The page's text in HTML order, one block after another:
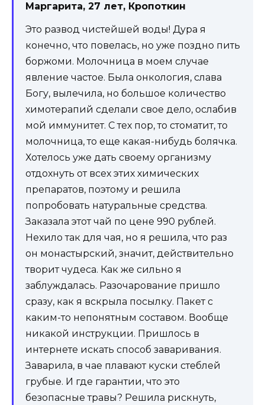
Маргарита, 27 лет, Кропоткин
Это развод чистейшей воды! Дура я
конечно, что повелась, но уже поздно пить
боржоми. Молочница в моем случае
явление частое. Была онкология, слава
Богу, вылечила, но большое количество
химотерапий сделали свое дело, ослабив
мой иммунитет. С тех пор, то стоматит, то
молочница, то еще какая-нибудь болячка.
Хотелось уже дать своему организму
отдохнуть от всех этих химических
препаратов, поэтому и решила
попробовать натуральные средства.
Заказала этот чай по цене 990 рублей.
Нехило так для чая, но я решила, что раз
он монастырский, значит, действительно
творит чудеса. Как же сильно я
заблуждалась. Разочарование пришло
сразу, как я вскрыла посылку. Пакет с
каким-то непонятным составом. Вообще
никакой инструкции. Пришлось в
интернете искать способ заваривания.
Заварила, в чае плавают куски стеблей
грубые. И где гарантии, что это
безопасные травы? Решила рискнуть,